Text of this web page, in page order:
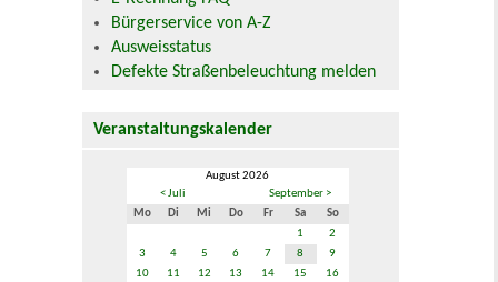
Bürgerservice von A-Z
Ausweisstatus
Defekte Straßenbeleuchtung melden
Veranstaltungskalender
August 2026
< Juli
September >
Mo
Di Mi Do Fr Sa
So
1
2
3
4 5 6 7 8
9
10
11 12 13 14 15
16